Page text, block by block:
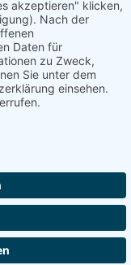
anders angegeben.